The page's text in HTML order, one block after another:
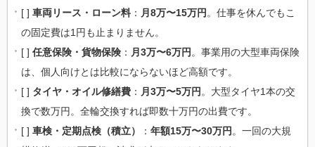
[ ] 車両リース・ローン料 ： 月8万〜15万円 。仕事を休んでもこ
の固定費は1円も止まりません。
[ ] 任意保険・貨物保険 ： 月3万〜6万円 。事業用の大型車両保険
は、個人向けとは比較にならないほど高額です。
[ ] タイヤ・オイル修繕費 ： 月3万〜5万円 。大型タイヤ1本の交
換で数万円。全輪交換すれば即数十万円の出費です。
[ ] 車検・定期点検（積立） ： 年額15万〜30万円 。一回の大規